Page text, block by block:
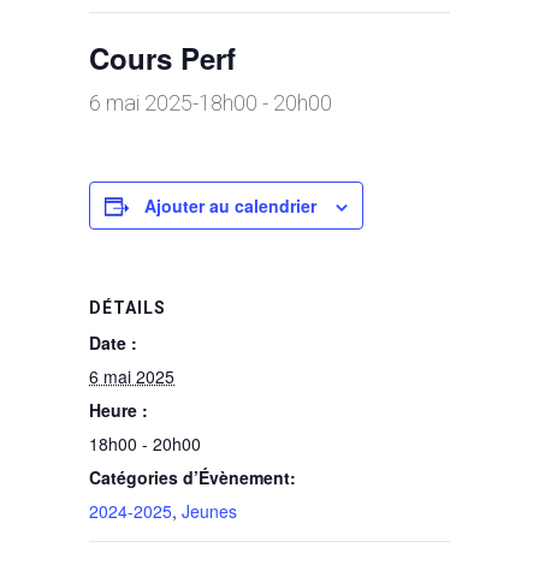
Cours Perf
6 mai 2025-18h00 - 20h00
Ajouter au calendrier
DÉTAILS
Date :
6 mai 2025
Heure :
18h00 - 20h00
Catégories d’Évènement:
2024-2025, Jeunes